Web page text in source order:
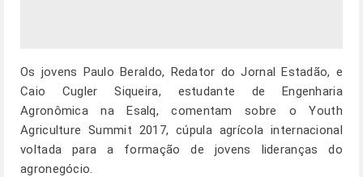
Os jovens Paulo Beraldo, Redator do Jornal Estadão, e
Caio Cugler Siqueira, estudante de Engenharia
Agronômica na Esalq, comentam sobre o Youth
Agriculture Summit 2017, cúpula agrícola internacional
voltada para a formação de jovens lideranças do
agronegócio.